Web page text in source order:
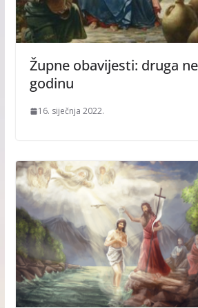
Župne obavijesti: druga
godinu
16. siječnja 2022.